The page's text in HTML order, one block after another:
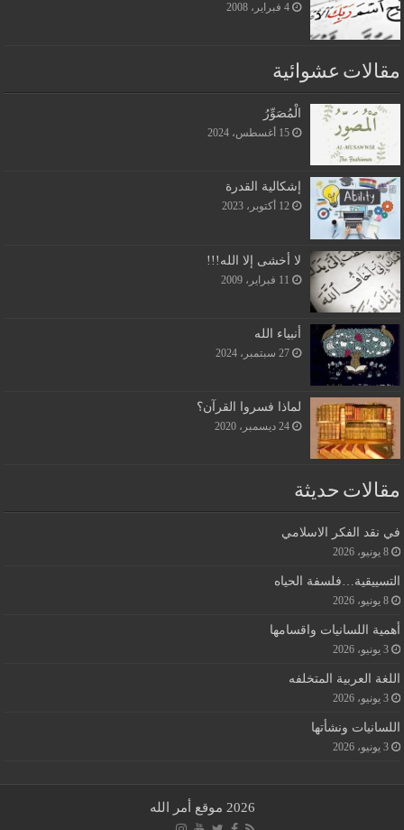
4 فبراير، 2008
مقالات عشوائية
الْمُصَوِّرُ
15 أغسطس، 2024
إشكالية القدرة
12 أكتوبر، 2023
لا أخشى إلا الله!!!
11 فبراير، 2009
أنبياء الله
27 سبتمبر، 2024
لماذا فسروا القرآن؟
24 ديسمبر، 2020
مقالات حديثة
في نقد الفكر الاسلامي
8 يونيو، 2026
التسييقية…فلسفة الحياه
8 يونيو، 2026
أهمية اللسانيات واقسامها
3 يونيو، 2026
اللغة العربية المتخلفه
3 يونيو، 2026
اللسانيات ونشأتها
3 يونيو، 2026
2026 موقع أمر الله